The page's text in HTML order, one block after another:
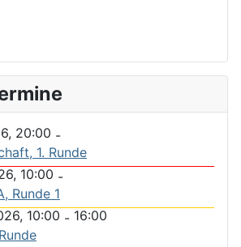
20:00 -
1. Runde
10:00 -
Runde 1
10:00 - 16:00